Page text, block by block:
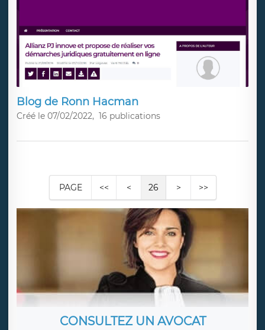
Blog de Ronn Hacman
Créé le 07/02/2022, 16 publications
PAGE << < 26 > >>
CONSULTEZ UN AVOCAT